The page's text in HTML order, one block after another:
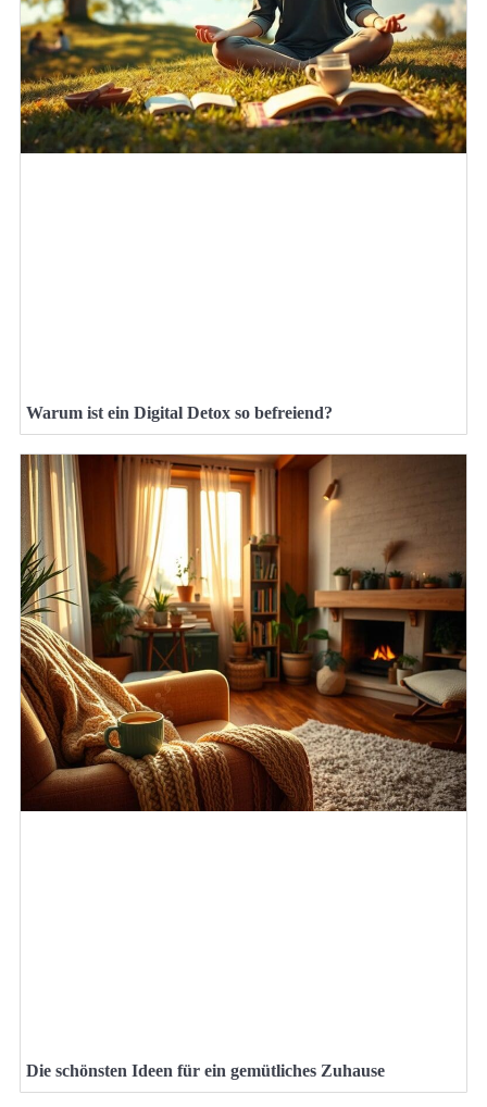
Warum ist ein Digital Detox so befreiend?
Die schönsten Ideen für ein gemütliches Zuhause